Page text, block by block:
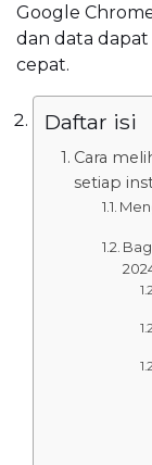
Google
dan data
cepat.
Daftar isi
Cara
setiap